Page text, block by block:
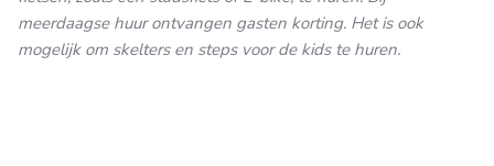
meerdaagse huur ontvangen gasten korting. Het is ook
mogelijk om skelters en steps voor de kids te huren.